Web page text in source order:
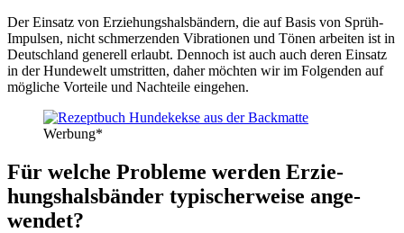
Der Ein­satz von Erzie­hungs­hals­bän­dern, die auf Basis von Sprüh-
Impul­sen, nicht schmer­zen­den Vibra­tio­nen und Tönen arbei­ten ist in
Deutsch­land gene­rell erlaubt. Den­noch ist auch auch deren Ein­satz
in der Hun­de­welt umstrit­ten, daher möch­ten wir im Fol­gen­den auf
mög­li­che Vor­tei­le und Nach­tei­le ein­ge­hen.
Wer­bung*
Für wel­che Pro­ble­me wer­den Erzie­
hungs­hals­bän­der typi­scher­wei­se ange­
wen­det?